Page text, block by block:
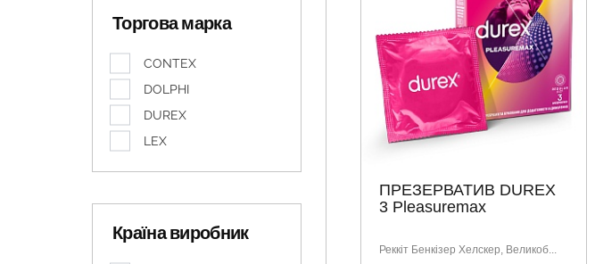
Торгова марка
CONTEX
DOLPHI
DUREX
LEX
Країна виробник
ПРЕЗЕРВАТИВ DUREX
3 Pleasuremax
Реккіт Бенкізер Хелскер, Великоб...